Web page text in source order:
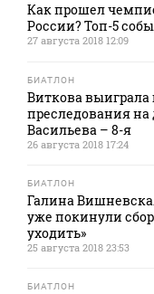
Как прошел
России? Топ-5
27 августа 2018 12:09
БИАТЛОН
Виткова выиграла
преследования
Васильева – 8-я
26 августа 2018 17:24
БИАТЛОН
Галина
уже покинули
уходить»
25 августа 2018 23:53
БИАТЛОН